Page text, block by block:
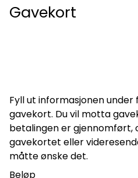
Gavekort
Fyll ut informasjonen
gavekort. Du vil motta
betalingen er gjennomført,
gavekortet eller
måtte ønske det.
Beløp